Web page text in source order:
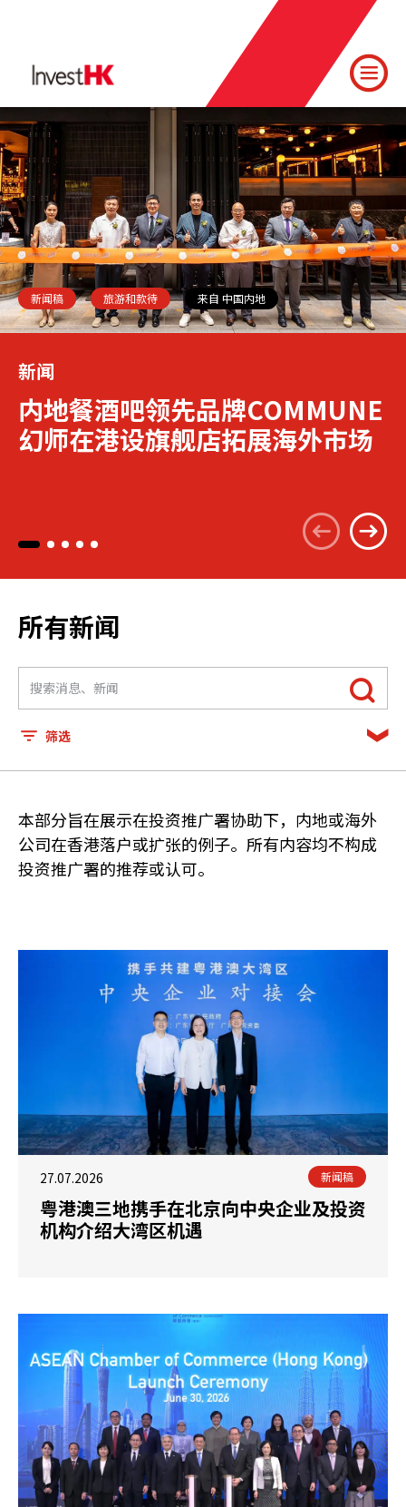
新闻稿 旅游和款待 来自 中国内地
新闻
内地餐酒吧领先品牌COMMUNE
幻师在港设旗舰店拓展海外市场
所有新闻
筛选
本部分旨在展示在投资推广署协助下，内地或海外
公司在香港落户或扩张的例子。所有内容均不构成
投资推广署的推荐或认可。
27.07.2026 新闻稿
粤港澳三地携手在北京向中央企业及投资
机构介绍大湾区机遇